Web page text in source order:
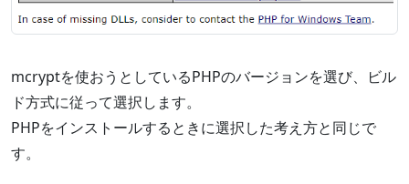
mcryptを使おうとしているPHPのバージョンを選び、ビル
ド方式に従って選択します。
PHPをインストールするときに選択した考え方と同じで
す。